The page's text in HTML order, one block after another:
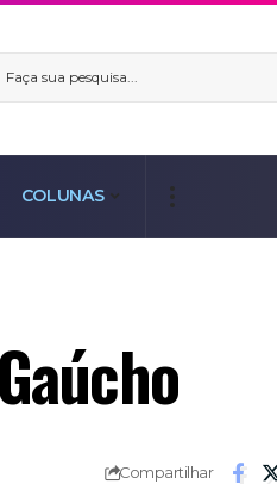
COLUNAS
Compartilhar